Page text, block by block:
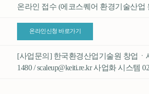
온라인 접수 (에코스퀘어 환경기술산업
온라인신청 바로가기
[사업문의] 한국환경산업기술원 창업ㆍ
1480 / scaleup@keiti.re.kr 사업화 시스템